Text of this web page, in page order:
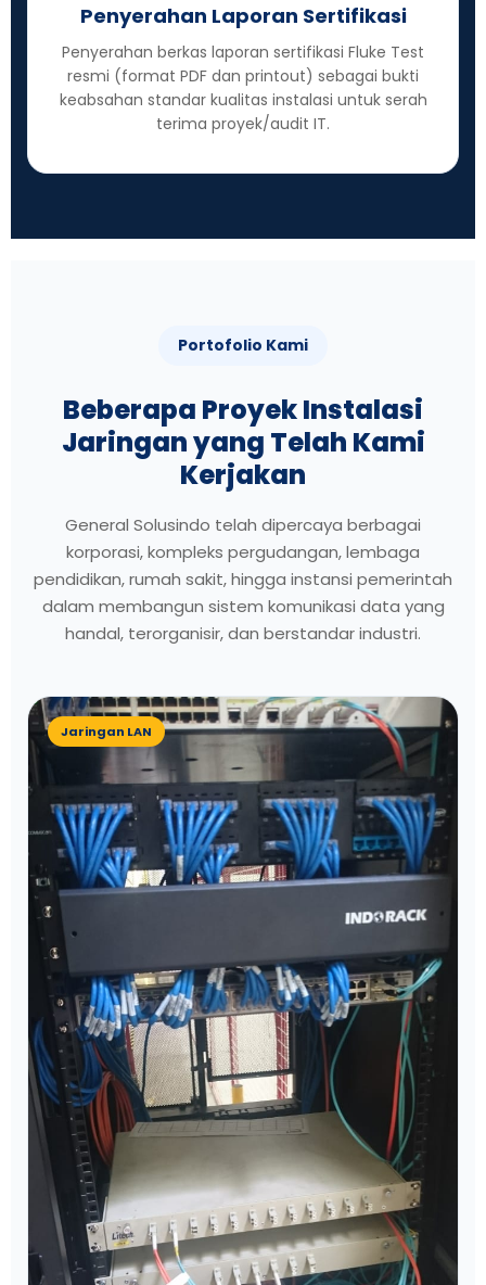
Penyerahan Laporan Sertifikasi
Penyerahan berkas laporan sertifikasi Fluke Test
resmi (format PDF dan printout) sebagai bukti
keabsahan standar kualitas instalasi untuk serah
terima proyek/audit IT.
Portofolio Kami
Beberapa Proyek Instalasi
Jaringan yang Telah Kami
Kerjakan
General Solusindo telah dipercaya berbagai
korporasi, kompleks pergudangan, lembaga
pendidikan, rumah sakit, hingga instansi pemerintah
dalam membangun sistem komunikasi data yang
handal, terorganisir, dan berstandar industri.
Jaringan LAN